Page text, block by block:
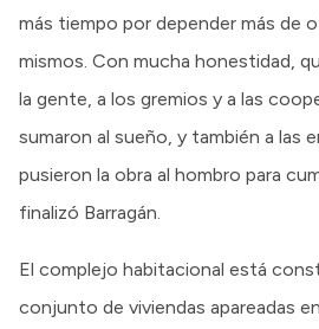
más tiempo por depender más de
mismos. Con mucha honestidad,
la gente, a los gremios y a las
sumaron al sueño, y también a las
pusieron la obra al hombro para
finalizó Barragán.
El complejo habitacional está
conjunto de viviendas apareadas